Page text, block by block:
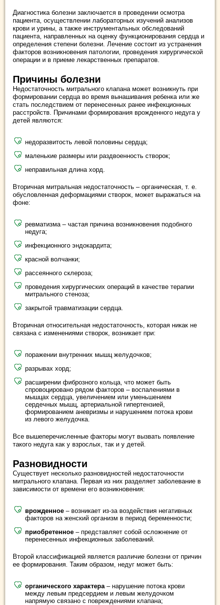
Диагностика болезни заключается в проведении осмотра
пациента, осуществлении лабораторных изучений анализов
крови и урины, а также инструментальных обследований
пациента, направленных на оценку функционирования сердца и
определения степени болезни. Лечение состоит из устранения
факторов возникновения патологии, проведения хирургической
операции и в приеме лекарственных препаратов.
Причины болезни
Недостаточность митрального клапана может возникнуть при
формировании сердца во время вынашивания ребенка или же
стать последствием от перенесенных ранее инфекционных
расстройств. Причинами формирования врожденного недуга у
детей являются:
недоразвитость левой половины сердца;
маленькие размеры или раздвоенность створок;
неправильная длина хорд.
Вторичная митральная недостаточность – органическая, т. е.
обусловленная деформациями створок, может выражаться на
фоне:
ревматизма – частая причина возникновения подобного
недуга;
инфекционного эндокардита;
красной волчанки;
рассеянного склероза;
проведения хирургических операций в качестве терапии
митрального стеноза;
закрытой травматизации сердца.
Вторичная относительная недостаточность, которая никак не
связана с изменениями створок, возникает при:
поражении внутренних мышц желудочков;
разрывах хорд;
расширении фиброзного кольца, что может быть
спровоцировано рядом факторов – воспалениями в
мышцах сердца, увеличением или уменьшением
сердечных мышц, артериальной гипертензией,
формированием аневризмы и нарушением потока крови
из левого желудочка.
Все вышеперечисленные факторы могут вызвать появление
такого недуга как у взрослых, так и у детей.
Разновидности
Существует несколько разновидностей недостаточности
митрального клапана. Первая из них разделяет заболевание в
зависимости от времени его возникновения:
врожденное – возникает из-за воздействия негативных
факторов на женский организм в период беременности;
приобретенное – представляет собой осложнение от
перенесенных инфекционных заболеваний.
Второй классификацией является различие болезни от причин
ее формирования. Таким образом, недуг может быть:
органического характера– нарушение потока крови
между левым предсердием и левым желудочком
напрямую связано с повреждениями клапана;